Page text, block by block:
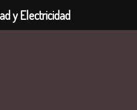
y Electricidad